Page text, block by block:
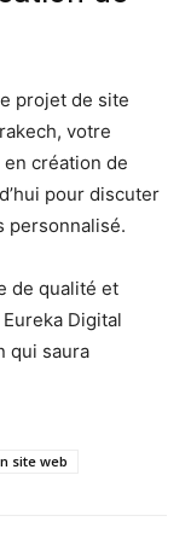
projet de site
votre
création de
pour discuter
personnalisé.
de qualité et
Digital
qui saura
site web